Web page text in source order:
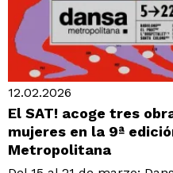
12.02.2026
El SAT! acoge tres
mujeres en la 9ª
Metropolitana